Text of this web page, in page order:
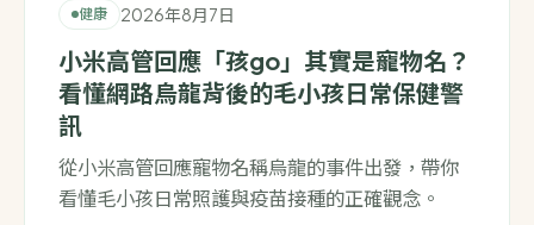
健康 2026年8月7日
小米高管回應「孩go」其實是寵物名？
看懂網路烏龍背後的毛小孩日常保健警
訊
從小米高管回應寵物名稱烏龍的事件出發，帶你
看懂毛小孩日常照護與疫苗接種的正確觀念。